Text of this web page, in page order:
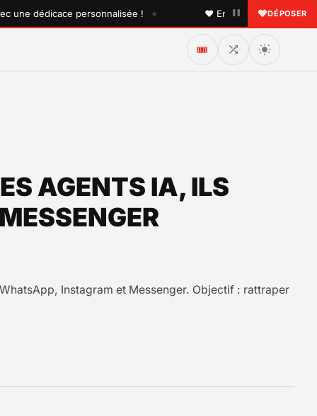
dédicace personnalisée ! • ♥ Envoyez une dédicace à
DÉPOSER
🎟️
AGENTS IA, ILS
Instagram et Messenger. Objectif : rattraper